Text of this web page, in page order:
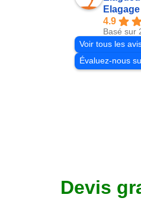
4.9
Basé sur
Voir tous les
Évaluez-nous
Devis